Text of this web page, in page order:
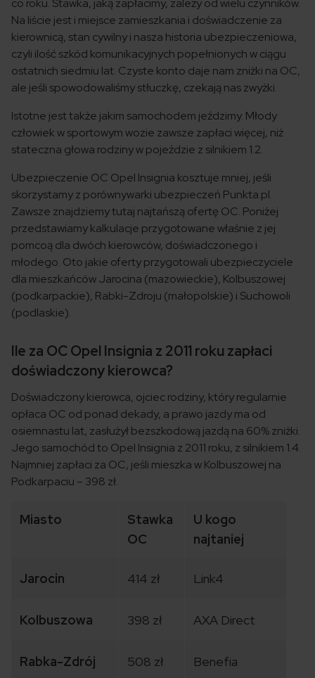
co roku. Stawka, jaką zapłacimy, zależy od wielu czynników.
Na liście jest i miejsce zamieszkania i doświadczenie za
kierownicą, stan cywilny i nasza historia ubezpieczeniowa,
czyli ilość szkód komunikacyjnych popełnionych w ciągu
ostatnich siedmiu lat. Czyste konto daje nam zniżki na OC,
ale jeśli spowodowaliśmy stłuczkę, czekają nas zwyżki.
Istotne jest także jakim samochodem jeździmy. Młody
człowiek w sportowym wozie zawsze zapłaci więcej, niż
stateczna głowa rodziny w pojeździe z silnikiem 1.2.
Ubezpieczenie OC Opel Insignia kosztuje mniej, jeśli
skorzystamy z porównywarki ubezpieczeń Punkta.pl.
Zawsze znajdziemy tutaj najtańszą ofertę OC. Poniżej
przedstawiamy kalkulacje przygotowane właśnie z jej
pomcoą dla dwóch kierowców, doświadczonego i
młodego. Oto jakie oferty przygotowali ubezpieczyciele
dla mieszkańców Jarocina (mazowieckie), Kolbuszowej
(podkarpackie), Rabki-Zdroju (małopolskie) i Suchowoli
(podlaskie).
Ile za OC Opel Insignia z 2011 roku zapłaci
doświadczony kierowca?
Doświadczony kierowca, ojciec rodziny, który regularnie
opłaca OC od ponad dekady, a prawo jazdy ma od
osiemnastu lat, zasłużył bezszkodową jazdą na 60% zniżki.
Jego samochód to Opel Insignia z 2011 roku, z silnikiem 1.4.
Najmniej zapłaci za OC, jeśli mieszka w Kolbuszowej na
Podkarpaciu – 398 zł.
Miasto
Stawka
OC
U kogo
najtaniej
Jarocin 414 zł Link4
Kolbuszowa 398 zł AXA Direct
Rabka-Zdrój 508 zł Benefia